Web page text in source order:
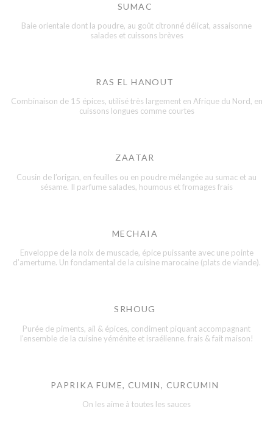
SUMAC
Baie orientale dont la poudre, au goût citronné délicat, assaisonne
salades et cuissons brèves
RAS EL HANOUT
Combinaison de 15 épices, utilisé très largement en Afrique du Nord, en
cuissons longues comme courtes
ZAATAR
Cousin de l’origan, en feuilles ou en poudre mélangée au sumac et au
sésame. Il parfume salades, houmous et fromages frais
MECHAIA
Enveloppe de la noix de muscade, épice puissante avec une pointe
d’amertume. Un fondamental de la cuisine marocaine (plats de viande).
SRHOUG
Purée de piments, ail & épices, condiment piquant accompagnant
l’ensemble de la cuisine yéménite et israélienne. frais & fait maison!
PAPRIKA FUME, CUMIN, CURCUMIN
On les aime à toutes les sauces